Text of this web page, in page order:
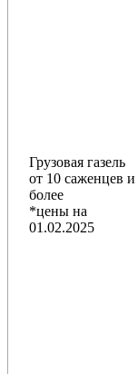
Грузовая газель
от 10 саженцев и
более
*цены на
01.02.2025